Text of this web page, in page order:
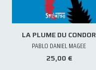
LA PLUME DU CONDOR
PABLO DANIEL MAGEE
25,00 €